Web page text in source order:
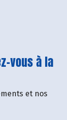
vous à la
et nos